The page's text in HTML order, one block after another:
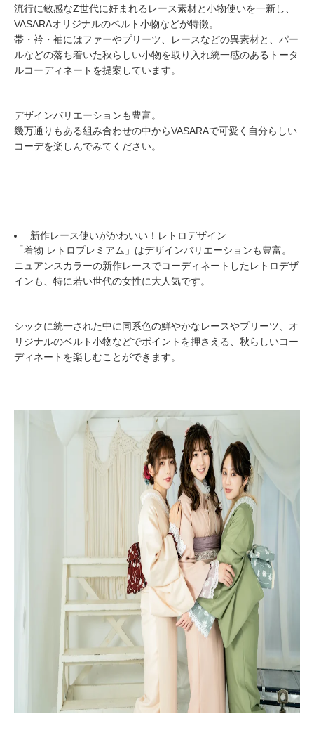
流行に敏感なZ世代に好まれるレース素材と小物使いを一新し、
VASARAオリジナルのベルト小物などが特徴。
帯・衿・袖にはファーやプリーツ、レースなどの異素材と、パー
ルなどの落ち着いた秋らしい小物を取り入れ統一感のあるトータ
ルコーディネートを提案しています。
デザインバリエーションも豊富。
幾万通りもある組み合わせの中からVASARAで可愛く自分らしい
コーデを楽しんでみてください。
新作レース使いがかわいい！レトロデザイン
「着物 レトロプレミアム」はデザインバリエーションも豊富。
ニュアンスカラーの新作レースでコーディネートしたレトロデザ
インも、特に若い世代の女性に大人気です。
シックに統一された中に同系色の鮮やかなレースやプリーツ、オ
リジナルのベルト小物などでポイントを押さえる、秋らしいコー
ディネートを楽しむことができます。